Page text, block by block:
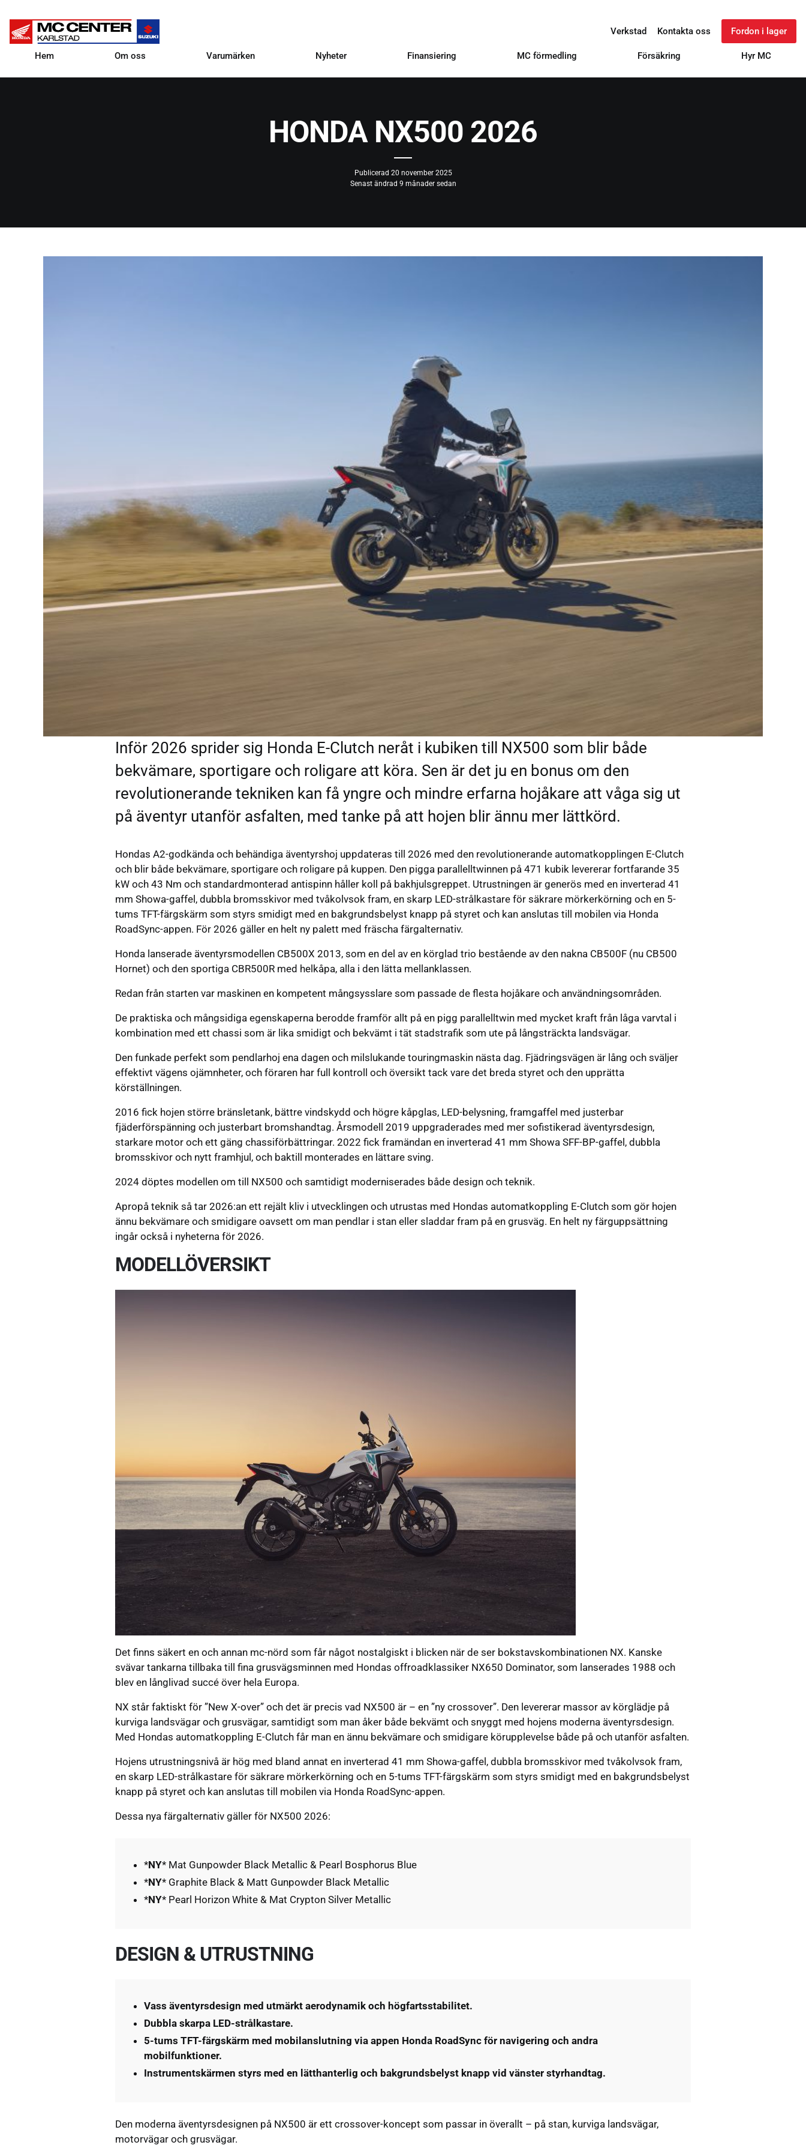
Hem Om oss Varumärken Nyheter Finansiering MC förmedling Försäkring Hyr MC
Verkstad Kontakta oss Fordon i lager
HONDA NX500 2026
Publicerad 20 november 2025
Senast ändrad 9 månader sedan
Inför 2026 sprider sig Honda E-Clutch neråt i kubiken till NX500 som blir både
bekvämare, sportigare och roligare att köra. Sen är det ju en bonus om den
revolutionerande tekniken kan få yngre och mindre erfarna hojåkare att våga sig ut
på äventyr utanför asfalten, med tanke på att hojen blir ännu mer lättkörd.
Hondas A2-godkända och behändiga äventyrshoj uppdateras till 2026 med den revolutionerande automatkopplingen E-Clutch
och blir både bekvämare, sportigare och roligare på kuppen. Den pigga parallelltwinnen på 471 kubik levererar fortfarande 35
kW och 43 Nm och standardmonterad antispinn håller koll på bakhjulsgreppet. Utrustningen är generös med en inverterad 41
mm Showa-gaffel, dubbla bromsskivor med tvåkolvsok fram, en skarp LED-strålkastare för säkrare mörkerkörning och en 5-
tums TFT-färgskärm som styrs smidigt med en bakgrundsbelyst knapp på styret och kan anslutas till mobilen via Honda
RoadSync-appen. För 2026 gäller en helt ny palett med fräscha färgalternativ.
Honda lanserade äventyrsmodellen CB500X 2013, som en del av en körglad trio bestående av den nakna CB500F (nu CB500
Hornet) och den sportiga CBR500R med helkåpa, alla i den lätta mellanklassen.
Redan från starten var maskinen en kompetent mångsysslare som passade de flesta hojåkare och användningsområden.
De praktiska och mångsidiga egenskaperna berodde framför allt på en pigg parallelltwin med mycket kraft från låga varvtal i
kombination med ett chassi som är lika smidigt och bekvämt i tät stadstrafik som ute på långsträckta landsvägar.
Den funkade perfekt som pendlarhoj ena dagen och milslukande touringmaskin nästa dag. Fjädringsvägen är lång och sväljer
effektivt vägens ojämnheter, och föraren har full kontroll och översikt tack vare det breda styret och den upprätta
körställningen.
2016 fick hojen större bränsletank, bättre vindskydd och högre kåpglas, LED-belysning, framgaffel med justerbar
fjäderförspänning och justerbart bromshandtag. Årsmodell 2019 uppgraderades med mer sofistikerad äventyrsdesign,
starkare motor och ett gäng chassiförbättringar. 2022 fick framändan en inverterad 41 mm Showa SFF-BP-gaffel, dubbla
bromsskivor och nytt framhjul, och baktill monterades en lättare sving.
2024 döptes modellen om till NX500 och samtidigt moderniserades både design och teknik.
Apropå teknik så tar 2026:an ett rejält kliv i utvecklingen och utrustas med Hondas automatkoppling E-Clutch som gör hojen
ännu bekvämare och smidigare oavsett om man pendlar i stan eller sladdar fram på en grusväg. En helt ny färguppsättning
ingår också i nyheterna för 2026.
MODELLÖVERSIKT
Det finns säkert en och annan mc-nörd som får något nostalgiskt i blicken när de ser bokstavskombinationen NX. Kanske
svävar tankarna tillbaka till fina grusvägsminnen med Hondas offroadklassiker NX650 Dominator, som lanserades 1988 och
blev en långlivad succé över hela Europa.
NX står faktiskt för ”New X-over” och det är precis vad NX500 är – en ”ny crossover”. Den levererar massor av körglädje på
kurviga landsvägar och grusvägar, samtidigt som man åker både bekvämt och snyggt med hojens moderna äventyrsdesign.
Med Hondas automatkoppling E-Clutch får man en ännu bekvämare och smidigare körupplevelse både på och utanför asfalten.
Hojens utrustningsnivå är hög med bland annat en inverterad 41 mm Showa-gaffel, dubbla bromsskivor med tvåkolvsok fram,
en skarp LED-strålkastare för säkrare mörkerkörning och en 5-tums TFT-färgskärm som styrs smidigt med en bakgrundsbelyst
knapp på styret och kan anslutas till mobilen via Honda RoadSync-appen.
Dessa nya färgalternativ gäller för NX500 2026:
*NY* Mat Gunpowder Black Metallic & Pearl Bosphorus Blue
*NY* Graphite Black & Matt Gunpowder Black Metallic
*NY* Pearl Horizon White & Mat Crypton Silver Metallic
DESIGN & UTRUSTNING
Vass äventyrsdesign med utmärkt aerodynamik och högfartsstabilitet.
Dubbla skarpa LED-strålkastare.
5-tums TFT-färgskärm med mobilanslutning via appen Honda RoadSync för navigering och andra
mobilfunktioner.
Instrumentskärmen styrs med en lätthanterlig och bakgrundsbelyst knapp vid vänster styrhandtag.
Den moderna äventyrsdesignen på NX500 är ett crossover-koncept som passar in överallt – på stan, kurviga landsvägar,
motorvägar och grusvägar.